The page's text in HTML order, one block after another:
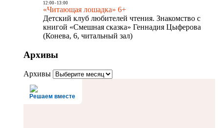
12:00- 13:00
«Читающая лошадка» 6+
Детский клуб любителей чтения. Знакомство с
книгой «Смешная сказка» Геннадия Цыферова
(Конева, 6, читальный зал)
Архивы
Архивы
Решаем вместе